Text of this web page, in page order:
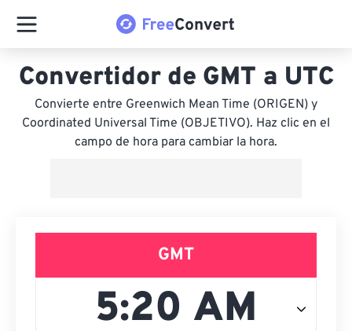
Convertidor de GMT a UTC
Convierte entre Greenwich Mean Time (ORIGEN) y
Coordinated Universal Time (OBJETIVO). Haz clic en el
campo de hora para cambiar la hora.
GMT